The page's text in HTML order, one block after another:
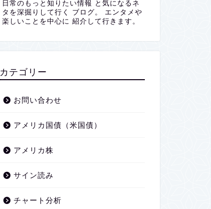
日常のもっと知りたい情報 と気になるネ
タを深掘りして行く ブログ。 エンタメや
楽しいことを中心に 紹介して行きます。
カテゴリー
お問い合わせ
アメリカ国債（米国債）
アメリカ株
サイン読み
チャート分析